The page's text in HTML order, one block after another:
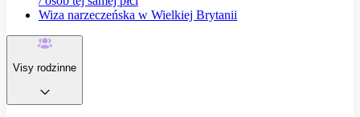
Wiza narzeczeńska w Wielkiej Brytanii
Visy rodzinne